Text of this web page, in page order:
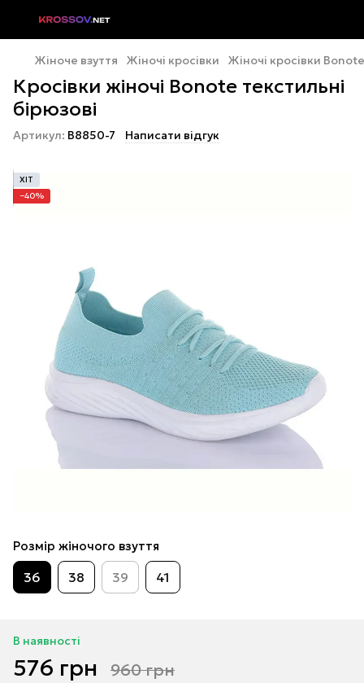
Жіноче взуття Жіночі кросівки Жіночі кросівки Bonote
Кросівки жіночі Bonote текстильні
бірюзові
Артикул: B8850-7 Написати відгук
ХІТ
−40%
Розмір жіночого взуття
36 38 39 41
В наявності
576 грн 960 грн